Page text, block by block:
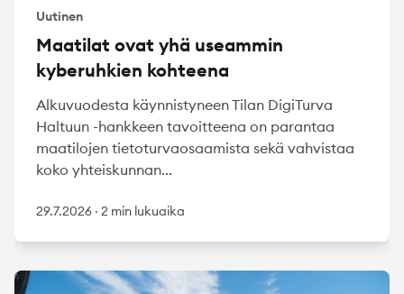
Uutinen
Maatilat ovat yhä useammin
kyberuhkien kohteena
Alkuvuodesta käynnistyneen Tilan DigiTurva
Haltuun -hankkeen tavoitteena on parantaa
maatilojen tietoturvaosaamista sekä vahvistaa
koko yhteiskunnan...
29.7.2026 · 2 min lukuaika